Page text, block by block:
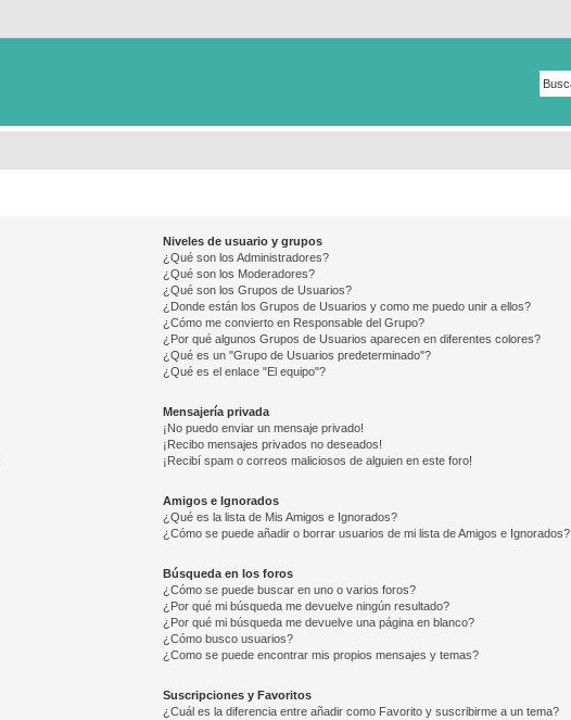
Niveles de usuario y grupos
¿Qué son los Administradores?
¿Qué son los Moderadores?
¿Qué son los Grupos de Usuarios?
¿Donde están los Grupos de Usuarios y como me puedo unir a ellos?
¿Cómo me convierto en Responsable del Grupo?
¿Por qué algunos Grupos de Usuarios aparecen en diferentes colores?
¿Qué es un "Grupo de Usuarios predeterminado"?
¿Qué es el enlace "El equipo"?
Mensajería privada
¡No puedo enviar un mensaje privado!
¡Recibo mensajes privados no deseados!
¡Recibí spam o correos maliciosos de alguien en este foro!
Amigos e Ignorados
¿Qué es la lista de Mis Amigos e Ignorados?
¿Cómo se puede añadir o borrar usuarios de mi lista de Amigos e Ignorados?
Búsqueda en los foros
¿Cómo se puede buscar en uno o varios foros?
¿Por qué mi búsqueda me devuelve ningún resultado?
¿Por qué mi búsqueda me devuelve una página en blanco?
¿Cómo busco usuarios?
¿Como se puede encontrar mis propios mensajes y temas?
Suscripciones y Favoritos
¿Cuál es la diferencia entre añadir como Favorito y suscribirme a un tema?